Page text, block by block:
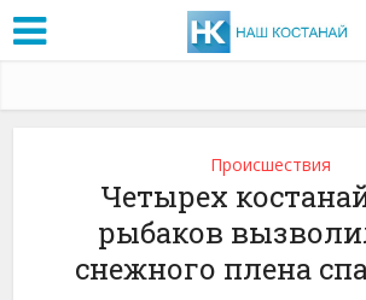
Проиcшествия
Четырех
рыбаков
снежного плена